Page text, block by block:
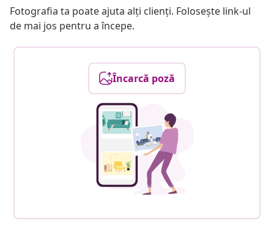
Fotografia ta poate ajuta alți clienți. Folosește link-ul
de mai jos pentru a începe.
Încarcă poză